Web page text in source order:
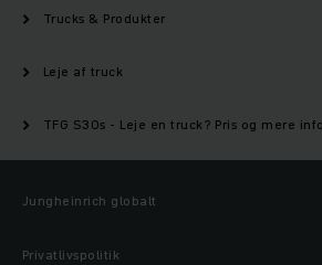
Trucks & Produkter
Leje af truck
Jungheinrich globalt
Privatlivspolitik